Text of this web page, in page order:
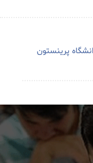
پرینستون